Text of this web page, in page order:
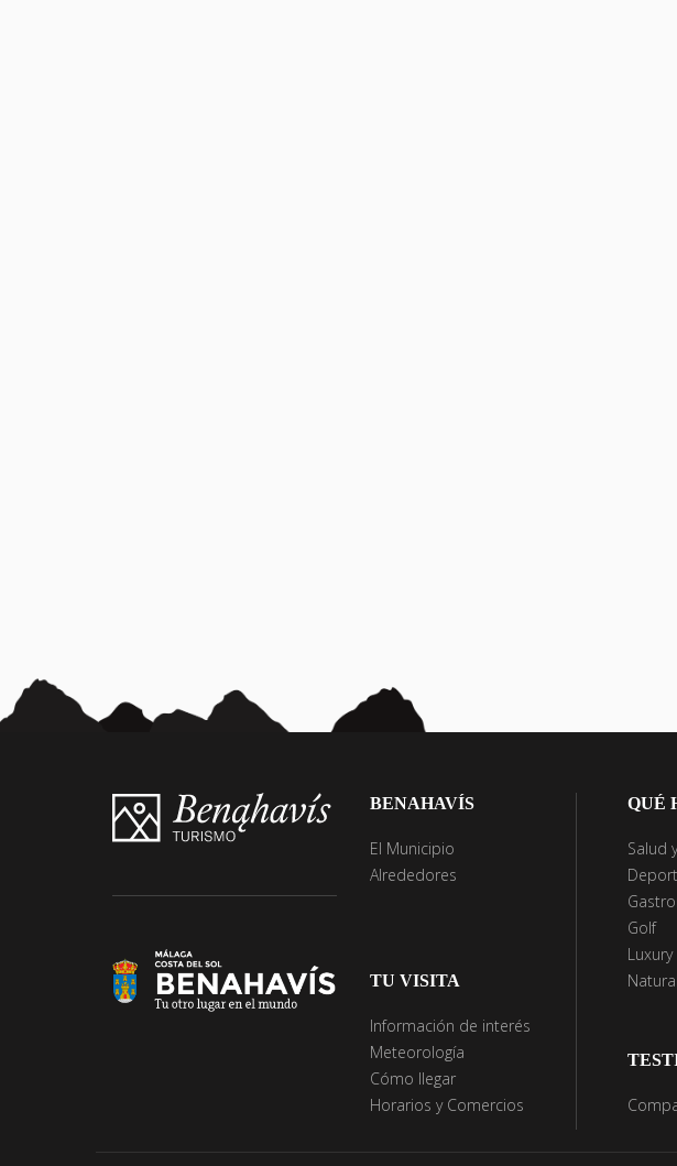
BENAHAVÍS
El Municipio
Alrededores
TU VISITA
Información de interés
Meteorología
Cómo llegar
Horarios y Comercios
QUÉ
Salud
Golf